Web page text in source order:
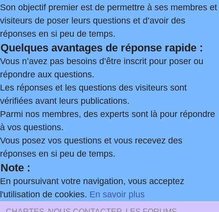
Son objectif premier est de permettre à ses membres et
visiteurs de poser leurs questions et d’avoir des
réponses en si peu de temps.
Quelques avantages de réponse rapide :
Vous n’avez pas besoins d’être inscrit pour poser ou
répondre aux questions.
Les réponses et les questions des visiteurs sont
vérifiées avant leurs publications.
Parmi nos membres, des experts sont là pour répondre
à vos questions.
Vous posez vos questions et vous recevez des
réponses en si peu de temps.
Note :
En poursuivant votre navigation, vous acceptez
l'utilisation de cookies. En savoir plus